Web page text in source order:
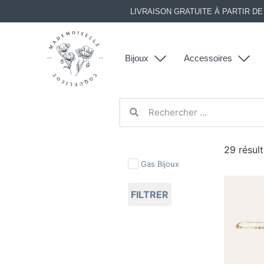
LIVRAISON GRATUITE À PARTIR
Bijoux Accessoires
Gas Bijoux
FILTRER
29